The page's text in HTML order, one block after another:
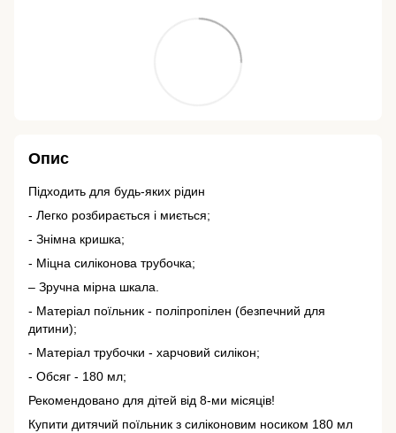
Опис
Підходить для будь-яких рідин
- Легко розбирається і миється;
- Знімна кришка;
- Міцна силіконова трубочка;
– Зручна мірна шкала.
- Матеріал поїльник - поліпропілен (безпечний для
дитини);
- Матеріал трубочки - харчовий силікон;
- Обсяг - 180 мл;
Рекомендовано для дітей від 8-ми місяців!
Купити дитячий поїльник з силіконовим носиком 180 мл